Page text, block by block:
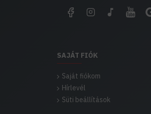
SAJÁT FIÓK
Saját fiókom
Hírlevél
Süti beállítások